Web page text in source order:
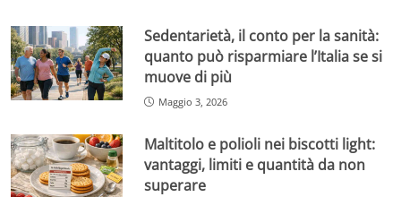
Sedentarietà, il conto per la sanità:
quanto può risparmiare l’Italia se si
muove di più
Maggio 3, 2026
Maltitolo e polioli nei biscotti light:
vantaggi, limiti e quantità da non
superare